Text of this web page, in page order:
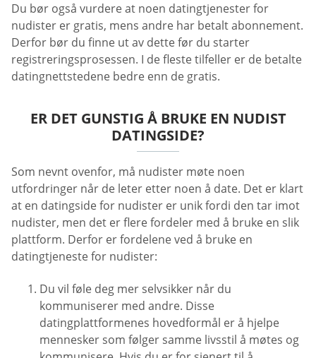
Du bør også vurdere at noen datingtjenester for
nudister er gratis, mens andre har betalt abonnement.
Derfor bør du finne ut av dette før du starter
registreringsprosessen. I de fleste tilfeller er de betalte
datingnettstedene bedre enn de gratis.
ER DET GUNSTIG Å BRUKE EN NUDIST
DATINGSIDE?
Som nevnt ovenfor, må nudister møte noen
utfordringer når de leter etter noen å date. Det er klart
at en datingside for nudister er unik fordi den tar imot
nudister, men det er flere fordeler med å bruke en slik
plattform. Derfor er fordelene ved å bruke en
datingtjeneste for nudister:
Du vil føle deg mer selvsikker når du
kommuniserer med andre. Disse
datingplattformenes hovedformål er å hjelpe
mennesker som følger samme livsstil å møtes og